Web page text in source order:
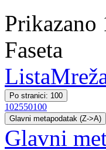
Prikazano
Faseta
Lista
Po stranici: 100
102550100
Glavni metapodatak (Z->A)
Glavni